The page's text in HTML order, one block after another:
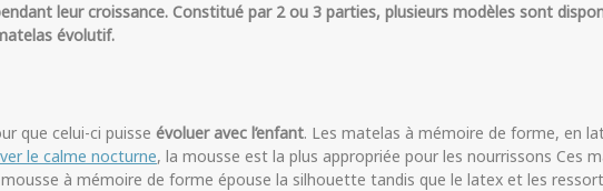
leur croissance. Constitué par 2 ou 3 parties, plusieurs modèles sont
évolutif.
que celui-ci puisse évoluer avec l’enfant. Les matelas à mémoire de forme, en
le calme nocturne, la mousse est la plus appropriée pour les nourrissons Ces
à mémoire de forme épouse la silhouette tandis que le latex et les